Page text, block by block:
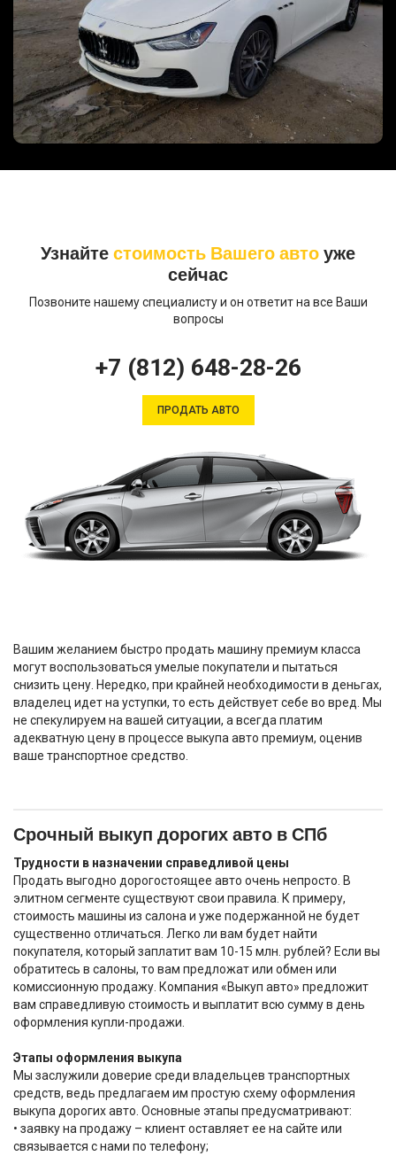
MASERATI GHIBLI, 2015 год
Автомобиль был выкуплен за 2950000 руб
Узнайтестоимость Вашего автоуже
сейчас
Позвоните нашему специалисту и он ответит на все Ваши
вопросы
+7 (812) 648-28-26
ПРОДАТЬ АВТО
Вашим желанием быстро продать машину премиум класса
могут воспользоваться умелые покупатели и пытаться
снизить цену. Нередко, при крайней необходимости в деньгах,
владелец идет на уступки, то есть действует себе во вред. Мы
не спекулируем на вашей ситуации, а всегда платим
адекватную цену в процессе выкупа авто премиум, оценив
ваше транспортное средство.
Срочный выкуп дорогих авто в СПб
Трудности в назначении справедливой цены
Продать выгодно дорогостоящее авто очень непросто. В
элитном сегменте существуют свои правила. К примеру,
стоимость машины из салона и уже подержанной не будет
существенно отличаться. Легко ли вам будет найти
покупателя, который заплатит вам 10-15 млн. рублей? Если вы
обратитесь в салоны, то вам предложат или обмен или
комиссионную продажу. Компания «Выкуп авто» предложит
вам справедливую стоимость и выплатит всю сумму в день
оформления купли-продажи.
Этапы оформления выкупа
Мы заслужили доверие среди владельцев транспортных
средств, ведь предлагаем им простую схему оформления
выкупа дорогих авто. Основные этапы предусматривают:
• заявку на продажу – клиент оставляет ее на сайте или
связывается с нами по телефону;